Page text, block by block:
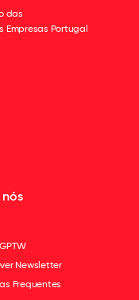
das
Empresas Portugal
Newsletter
Frequentes